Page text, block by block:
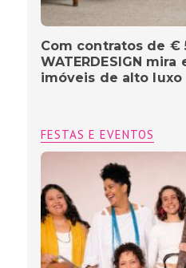
Com contratos de €
WATERDESIGN
imóveis de alto luxo
FESTAS E EVENTOS